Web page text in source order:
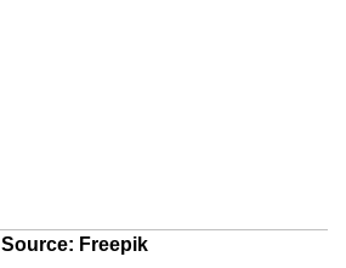
Source: Freepik